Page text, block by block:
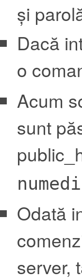
și
Dacă
o
Acum
sunt
Odată
server,